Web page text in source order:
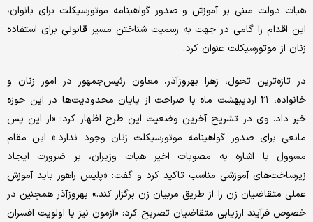
هیات دولت مبنی بر آموزش و صدور گواهینامه موتورسیکلت برای بانوان،
این اقدام را گامی در جهت به رسمیت شناختن مسیر قانونی برای استفاده
زنان از موتورسیکلت عنوان کرد.
در تازه‌ترین تحول، زهرا بهروزآذر، معاون رئیس‌جمهور در امور زنان و
خانواده، ۲۱ اردیبهشت ماه با صراحت از پایان محدودیت‌ها در این حوزه
خبر داد. وی در تشریح آخرین وضعیت این طرح اظهار کرد: «از این پس
مانعی برای صدور گواهینامه موتورسیکلت زنان وجود ندارد.» این مقام
مسوول با اشاره به مصوبات اخیر هیات وزیران، بر ضرورت ایجاد
زیرساخت‌های آموزشی مناسب تاکید کرد و گفت: «پلیس راهور باید آموزش
عملی متقاضیان زن را از طریق مربیان زن برگزار کند.» بهروزآذر همچنین در
خصوص فرآیند ارزیابی متقاضیان تصریح کرد: «آزمون نیز با اولویت افسران